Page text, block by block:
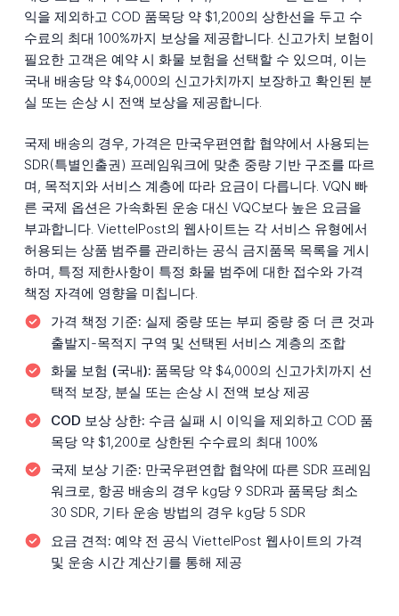
익을 제외하고 COD 품목당 약 $1,200의 상한선을 두고 수
수료의 최대 100%까지 보상을 제공합니다. 신고가치 보험이
필요한 고객은 예약 시 화물 보험을 선택할 수 있으며, 이는
국내 배송당 약 $4,000의 신고가치까지 보장하고 확인된 분
실 또는 손상 시 전액 보상을 제공합니다.
국제 배송의 경우, 가격은 만국우편연합 협약에서 사용되는
SDR(특별인출권) 프레임워크에 맞춘 중량 기반 구조를 따르
며, 목적지와 서비스 계층에 따라 요금이 다릅니다. VQN 빠
른 국제 옵션은 가속화된 운송 대신 VQC보다 높은 요금을
부과합니다. ViettelPost의 웹사이트는 각 서비스 유형에서
허용되는 상품 범주를 관리하는 공식 금지품목 목록을 게시
하며, 특정 제한사항이 특정 화물 범주에 대한 접수와 가격
책정 자격에 영향을 미칩니다.
가격 책정 기준: 실제 중량 또는 부피 중량 중 더 큰 것과
출발지-목적지 구역 및 선택된 서비스 계층의 조합
화물 보험 (국내): 품목당 약 $4,000의 신고가치까지 선
택적 보장, 분실 또는 손상 시 전액 보상 제공
COD 보상 상한: 수금 실패 시 이익을 제외하고 COD 품
목당 약 $1,200로 상한된 수수료의 최대 100%
국제 보상 기준: 만국우편연합 협약에 따른 SDR 프레임
워크로, 항공 배송의 경우 kg당 9 SDR과 품목당 최소
30 SDR, 기타 운송 방법의 경우 kg당 5 SDR
요금 견적: 예약 전 공식 ViettelPost 웹사이트의 가격
및 운송 시간 계산기를 통해 제공